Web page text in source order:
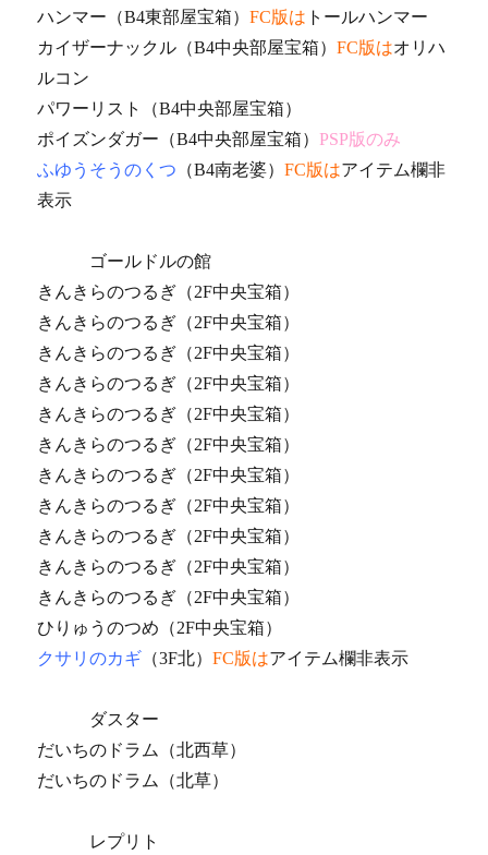
ハンマー（B4東部屋宝箱）FC版は トールハンマー
カイザーナックル（B4中央部屋宝箱）FC版はオリハ
ルコン
パワーリスト（B4中央部屋宝箱）
ポイズンダガー（B4中央部屋宝箱）PSP版のみ
ふゆうそうのくつ （B4南老婆）FC版はアイテム欄非
表示
ゴールドルの館
きんきらのつるぎ（2F中央宝箱）
きんきらのつるぎ（2F中央宝箱）
きんきらのつるぎ（2F中央宝箱）
きんきらのつるぎ（2F中央宝箱）
きんきらのつるぎ（2F中央宝箱）
きんきらのつるぎ（2F中央宝箱）
きんきらのつるぎ（2F中央宝箱）
きんきらのつるぎ（2F中央宝箱）
きんきらのつるぎ（2F中央宝箱）
きんきらのつるぎ（2F中央宝箱）
きんきらのつるぎ（2F中央宝箱）
ひりゅうのつめ（2F中央宝箱）
クサリのカギ （3F北）FC版はアイテム欄非表示
ダスター
だいちのドラム（北西草）
だいちのドラム（北草）
レプリト